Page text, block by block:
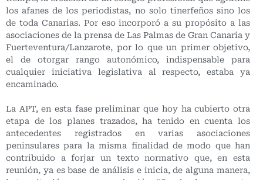
los afanes de los periodistas, no solo tinerfeños sino los
de toda Canarias. Por eso incorporó a su propósito a las
asociaciones de la prensa de Las Palmas de Gran Canaria y
Fuerteventura/Lanzarote, por lo que un primer objetivo,
el de otorgar rango autonómico, indispensable para
cualquier iniciativa legislativa al respecto, estaba ya
encaminado.
La APT, en esta fase preliminar que hoy ha cubierto otra
etapa de los planes trazados, ha tenido en cuenta los
antecedentes registrados en varias asociaciones
peninsulares para la misma finalidad de modo que han
contribuido a forjar un texto normativo que, en esta
reunión, ya es base de análisis e inicia, de alguna manera,